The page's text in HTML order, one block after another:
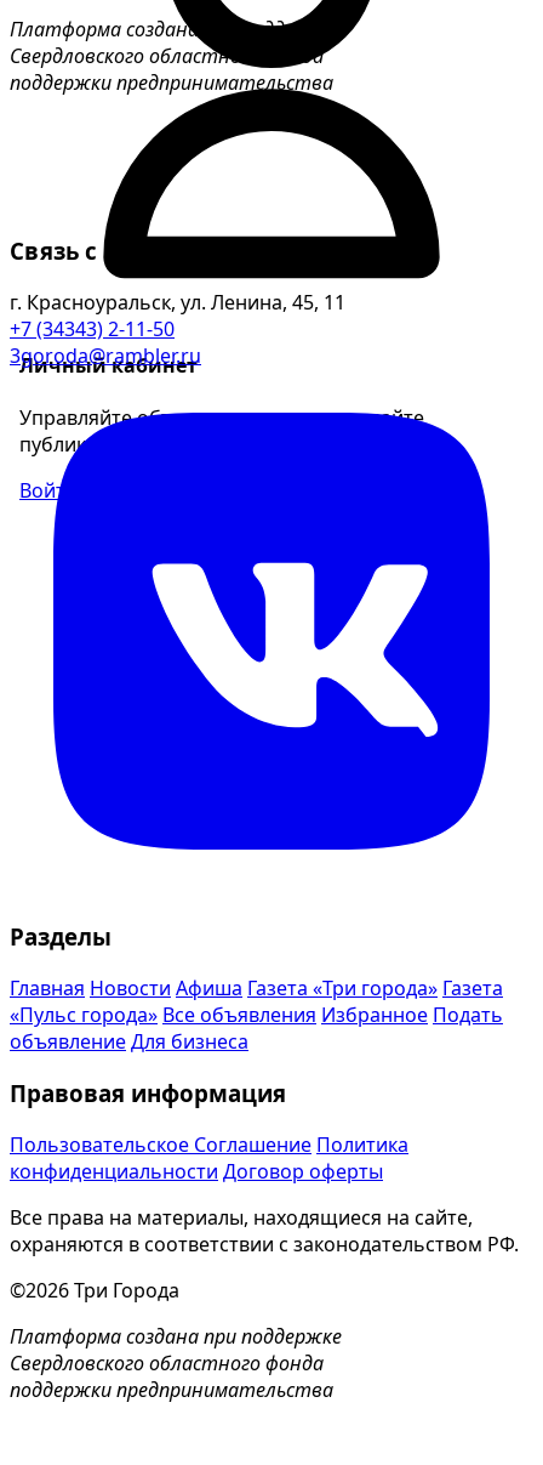
Личный кабинет
Управляйте объявлениями, отслеживайте
публикации и получайте сообщения
Войти или зарегистрироваться
Платформа создана при поддержке
Свердловского областного фонда
поддержки предпринимательства
Связь с нами
г. Красноуральск, ул. Ленина, 45, 11
+7 (34343) 2-11-50
3goroda@rambler.ru
Разделы
Главная Новости Афиша Газета «Три города» Газета
«Пульс города» Все объявления Избранное Подать
объявлениеДля бизнеса
Правовая информация
Пользовательское Соглашение Политика
конфиденциальности Договор оферты
Все права на материалы, находящиеся на сайте,
охраняются в соответствии с законодательством РФ.
©2026 Три Города
Платформа создана при поддержке
Свердловского областного фонда
поддержки предпринимательства